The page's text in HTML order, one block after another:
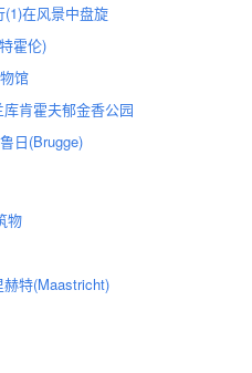
在风景中盘旋
霍伦)
馆
肯霍夫郁金香公园
日(Brugge)
物
特(Maastricht)